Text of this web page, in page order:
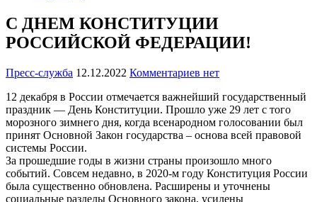
С ДНЕМ КОНСТИТУЦИИ
РОССИЙСКОЙ ФЕДЕРАЦИИ!
Пресс-служба 12.12.2022 Комментариев нет
12 декабря в России отмечается важнейший государственный
праздник — День Конституции. Прошло уже 29 лет с того
морозного зимнего дня, когда всенародном голосовании был
принят Основной Закон государства – основа всей правовой
системы России.
За прошедшие годы в жизни страны произошло много
событий. Совсем недавно, в 2020-м году Конституция России
была существенно обновлена. Расширены и уточнены
социальные разделы Основного закона, усилены